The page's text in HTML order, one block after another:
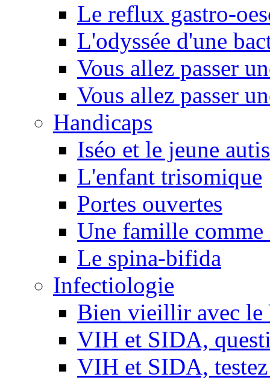
Le reflux gastro-
L'odyssée d'une
Vous allez passer
Vous allez passer
Handicaps
Iséo et le jeune
L'enfant trisomique
Portes ouvertes
Une famille comme
Le spina-bifida
Infectiologie
Bien vieillir avec
VIH et SIDA,
VIH et SIDA, testez